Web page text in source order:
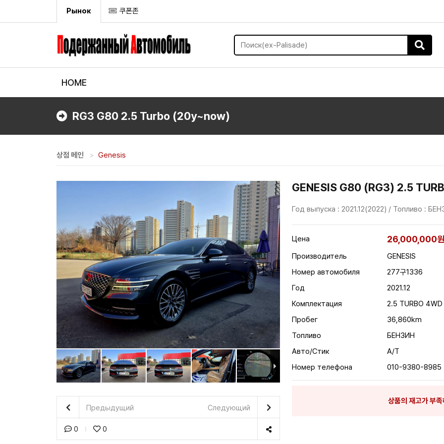
Рынок 쿠폰존
HOME
RG3 G80 2.5 Turbo (20y~now)
상점 메인 Genesis
Предыдущий Следующий
0 0
GENESIS G80 (RG3) 2.5
Год выпуска : 2021.12(2022) / Топливо :
Цена 26,000,000원
Производитель
GENESIS
Номер автомобиля
277구1336
Год
2021.12
Комплектация
2.5 TURBO 4WD
Пробег
36,860km
Топливо
БЕНЗИН
Авто/Стик
A/T
Номер телефона
010-9380-8985
상품의 재고가 부